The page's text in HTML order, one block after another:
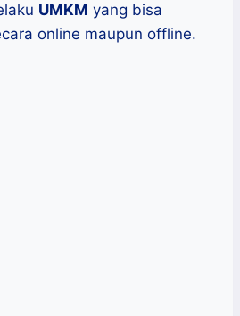
UMKM yang bisa
online maupun offline.